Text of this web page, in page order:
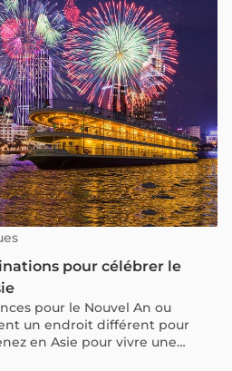
pour célébrer le
pour le Nouvel An ou
un endroit différent pour
en Asie pour vivre une
de celle de votre pays.